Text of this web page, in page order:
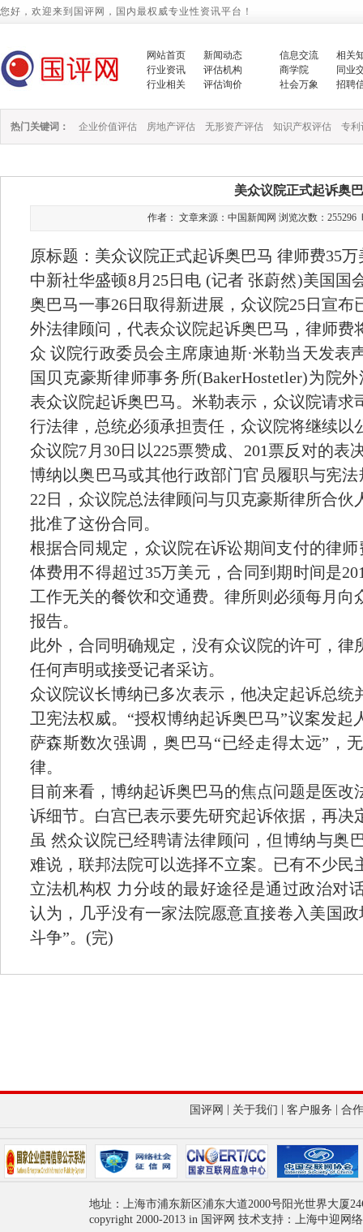
您好，欢迎来到国评网，国内最权威专业性资讯平台！
网站首页
新闻动态
行业资讯
评估机构
行业相关
评估询价
信息交流
相关
商学院
同业
社会万象
招聘
热门关键词： 企业价值评估 房地产评估 无形资产评估 知识产权评估 专利
美众议院正式起诉奥
作者： 文章来源：中国新闻网 浏览次数：255296
原标题：美众议院正式起诉奥巴马 律师费35万
中新社华盛顿8月25日电 (记者 张蔚然)美国国
奥巴马一事26日取得新进展，众议院25日宣
外法律顾问，代表众议院起诉奥巴马，律师费
众 议院行政委员会主席康迪斯·米勒当天发表
国贝克豪斯律师事务所(BakerHostetler)为院
表众议院起诉奥巴马。米勒表示，众议院请求
行法律，总统必须承担责任，众议院将继续以
众议院7月30日以225票赞成、201票反对的表
博纳以奥巴马或其他行政部门官员履职与宪
22日，众议院总法律顾问与贝克豪斯律所合伙
批准了这份合同。
根据合同规定，众议院在诉讼期间支付的律
体费用不得超过35万美元，合同到期时间是
工作无关的餐饮和交通费。律所则必须每月向
报告。
此外，合同明确规定，没有众议院的许可，律
任何声明或接受记者采访。
众议院议长博纳已多次表示，他决定起诉总统
卫宪法权威。“授权博纳起诉奥巴马”议案发
萨森斯数次强调，奥巴马“已经走得太远”，
律。
目前来看，博纳起诉奥巴马的焦点问题是医
诉细节。白宫已表示要先研究起诉依据，再决
虽 然众议院已经聘请法律顾问，但博纳与奥
难说，联邦法院可以选择不立案。已有不少民
立法机构权 力分歧的最好途径是通过政治对
认为，几乎没有一家法院愿意直接卷入美国
斗争”。(完)
国评网 关于我们 客户服务 合
地址：上海市浦东新区浦东大道2000号阳光世界大厦
copyright 2000-2013 in 国评网 技术支持：上海中迎